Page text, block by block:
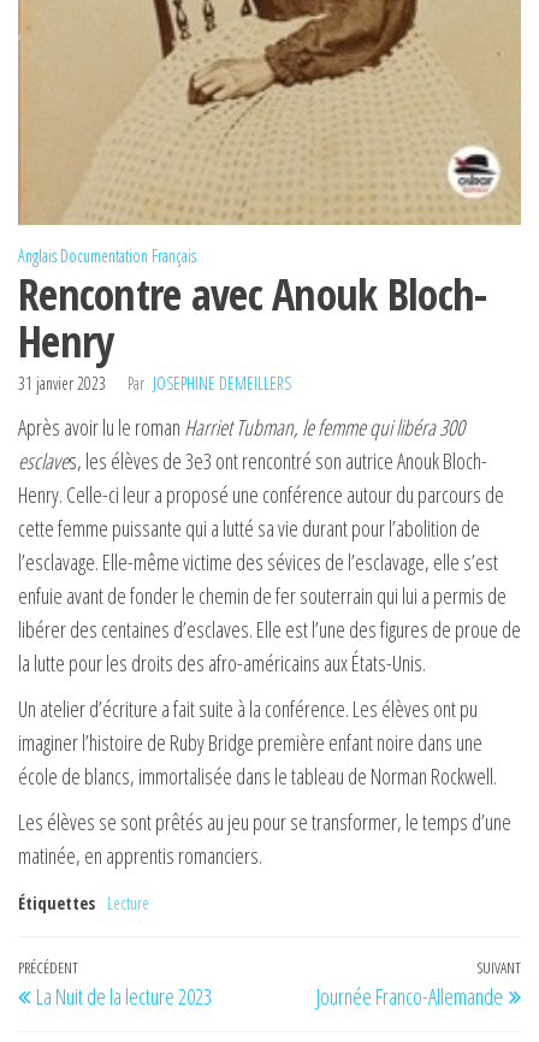
Anglais Documentation Français
Rencontre avec Anouk Bloch-
Henry
31 janvier 2023 Par JOSEPHINE DEMEILLERS
Après avoir lu le roman Harriet Tubman, le femme qui libéra 300
esclaves, les élèves de 3e3 ont rencontré son autrice Anouk Bloch-
Henry. Celle-ci leur a proposé une conférence autour du parcours de
cette femme puissante qui a lutté sa vie durant pour l’abolition de
l’esclavage. Elle-même victime des sévices de l’esclavage, elle s’est
enfuie avant de fonder le chemin de fer souterrain qui lui a permis de
libérer des centaines d’esclaves. Elle est l’une des figures de proue de
la lutte pour les droits des afro-américains aux États-Unis.
Un atelier d’écriture a fait suite à la conférence. Les élèves ont pu
imaginer l’histoire de Ruby Bridge première enfant noire dans une
école de blancs, immortalisée dans le tableau de Norman Rockwell.
Les élèves se sont prêtés au jeu pour se transformer, le temps d’une
matinée, en apprentis romanciers.
Étiquettes Lecture
Navigation
de
Article
précédent
PRÉCÉDENT
La Nuit de la lecture 2023
SUIVANT
Journée Franco-Allemande